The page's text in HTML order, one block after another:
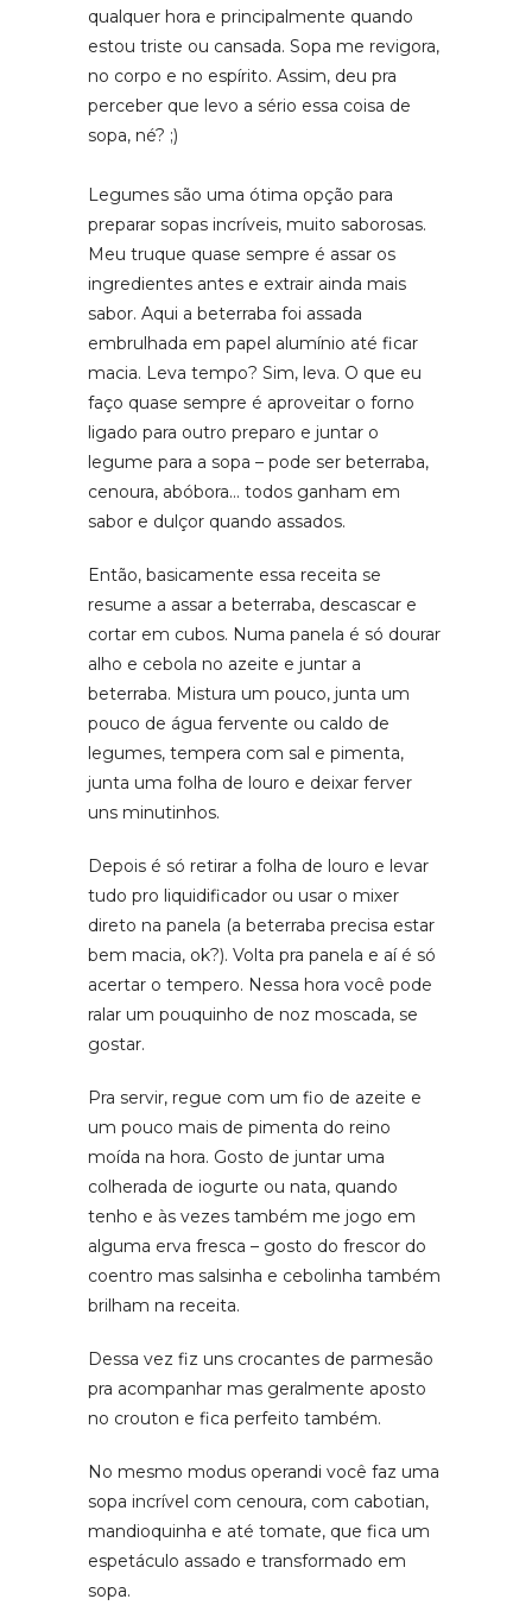
qualquer hora e principalmente quando
estou triste ou cansada. Sopa me revigora,
no corpo e no espírito. Assim, deu pra
perceber que levo a sério essa coisa de
sopa, né? ;)
Legumes são uma ótima opção para
preparar sopas incríveis, muito saborosas.
Meu truque quase sempre é assar os
ingredientes antes e extrair ainda mais
sabor. Aqui a beterraba foi assada
embrulhada em papel alumínio até ficar
macia. Leva tempo? Sim, leva. O que eu
faço quase sempre é aproveitar o forno
ligado para outro preparo e juntar o
legume para a sopa – pode ser beterraba,
cenoura, abóbora… todos ganham em
sabor e dulçor quando assados.
Então, basicamente essa receita se
resume a assar a beterraba, descascar e
cortar em cubos. Numa panela é só dourar
alho e cebola no azeite e juntar a
beterraba. Mistura um pouco, junta um
pouco de água fervente ou caldo de
legumes, tempera com sal e pimenta,
junta uma folha de louro e deixar ferver
uns minutinhos.
Depois é só retirar a folha de louro e levar
tudo pro liquidificador ou usar o mixer
direto na panela (a beterraba precisa estar
bem macia, ok?). Volta pra panela e aí é só
acertar o tempero. Nessa hora você pode
ralar um pouquinho de noz moscada, se
gostar.
Pra servir, regue com um fio de azeite e
um pouco mais de pimenta do reino
moída na hora. Gosto de juntar uma
colherada de iogurte ou nata, quando
tenho e às vezes também me jogo em
alguma erva fresca – gosto do frescor do
coentro mas salsinha e cebolinha também
brilham na receita.
Dessa vez fiz uns crocantes de parmesão
pra acompanhar mas geralmente aposto
no crouton e fica perfeito também.
No mesmo modus operandi você faz uma
sopa incrível com cenoura, com cabotian,
mandioquinha e até tomate, que fica um
espetáculo assado e transformado em
sopa.